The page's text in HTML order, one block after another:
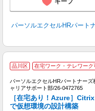
パーソルエクセルHRパー
品川区 在宅ワーク・テレワーク
パーソルエクセルHRパートナー
ャリアサポート部/26-0472765
［在宅あり！Azure］
で仮想環境の設計構築